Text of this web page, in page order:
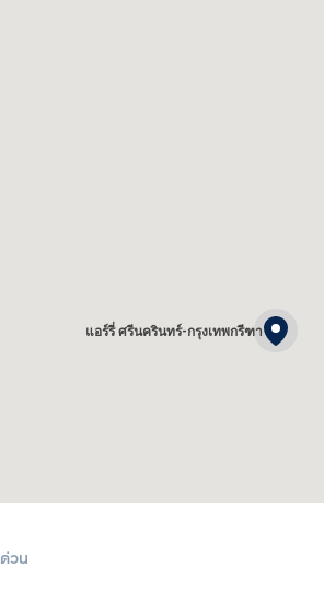
แอร์รี่ ศรีนครินทร์-กรุงเทพกรีฑา
วน